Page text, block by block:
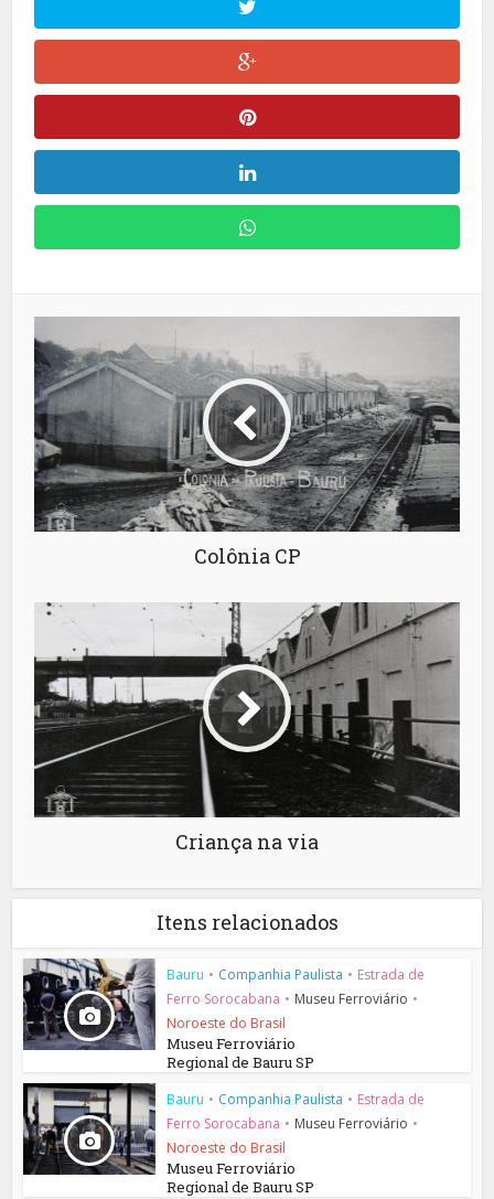
Colônia CP
Criança na via
Itens relacionados
Bauru • Companhia Paulista • Estrada de
Ferro Sorocabana • Museu Ferroviário •
Noroeste do Brasil
Museu Ferroviário
Regional de Bauru SP
Bauru • Companhia Paulista • Estrada de
Ferro Sorocabana • Museu Ferroviário •
Noroeste do Brasil
Museu Ferroviário
Regional de Bauru SP